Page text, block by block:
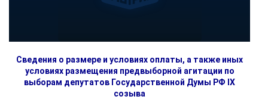
Сведения о размере и условиях оплаты, а также иных
условиях размещения предвыборной агитации по
выборам депутатов Государственной Думы РФ IX
созыва